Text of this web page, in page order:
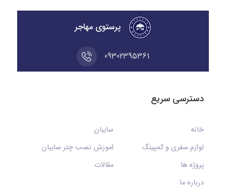
پرستوی مهاجر
09302395361
دسترسی سریع
خانه
سایبان
لوازم سفری و کمپینگ
اموزش نصب چتر سایبان
پروژه ها
مقالات
درباره ما